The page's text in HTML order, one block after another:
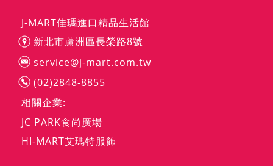
J-MART佳瑪進口精品生活館
新北市蘆洲區長榮路8號
service@j-mart.com.tw
(02)2848-8855
相關企業:
JC PARK食尚廣場
HI-MART艾瑪特服飾